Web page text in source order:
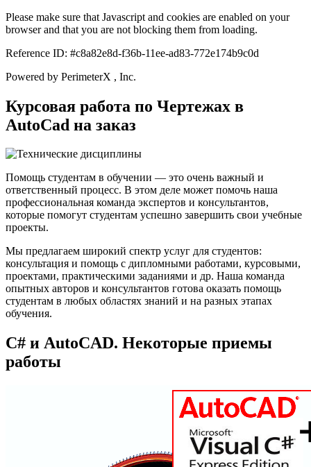
Please make sure that Javascript and cookies are enabled on your
browser and that you are not blocking them from loading.
Reference ID: #c8a82e8d-f36b-11ee-ad83-772e174b9c0d
Powered by PerimeterX , Inc.
Курсовая работа по Чертежах в
AutoCad на заказ
Помощь студентам в обучении — это очень важный и
ответственный процесс. В этом деле может помочь наша
профессиональная команда экспертов и консультантов,
которые помогут студентам успешно завершить свои учебные
проекты.
Мы предлагаем широкий спектр услуг для студентов:
консультация и помощь с дипломными работами, курсовыми,
проектами, практическими заданиями и др. Наша команда
опытных авторов и консультантов готова оказать помощь
студентам в любых областях знаний и на разных этапах
обучения.
C# и AutoCAD. Некоторые приемы
работы